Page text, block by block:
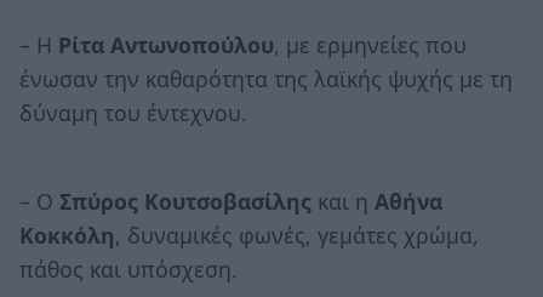
– Η Ρίτα Αντωνοπούλου, με ερμηνείες που
ένωσαν την καθαρότητα της λαϊκής ψυχής με τη
δύναμη του έντεχνου.
– Ο Σπύρος Κουτσοβασίλης και η Αθήνα
Κοκκόλη, δυναμικές φωνές, γεμάτες χρώμα,
πάθος και υπόσχεση.